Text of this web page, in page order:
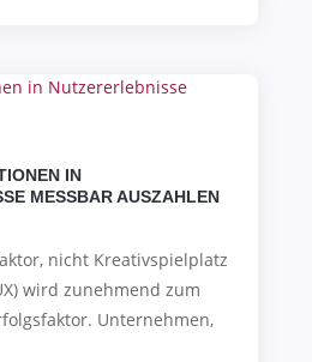
IN
MESSBAR AUSZAHLEN
nicht Kreativspielplatz
wird zunehmend zum
Unternehmen,